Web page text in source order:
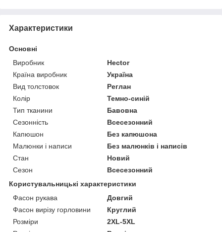
Характеристики
Основні
Виробник
Hector
Країна виробник
Україна
Вид толстовок
Реглан
Колір
Темно-синій
Тип тканини
Бавовна
Сезонність
Всесезонний
Капюшон
Без капюшона
Малюнки і написи
Без малюнків і написів
Стан
Новий
Сезон
Всесезонний
Користувальницькі характеристики
Фасон рукава
Довгий
Фасон вирізу горловини
Круглий
Розміри
2XL-5XL